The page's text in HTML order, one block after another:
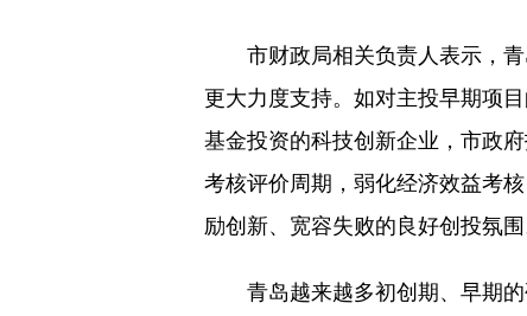
市财政局相关负责人表示，青
更大力度支持。如对主投早期项
基金投资的科技创新企业，市政
考核评价周期，弱化经济效益考
励创新、宽容失败的良好创投氛围
青岛越来越多初创期、早期的